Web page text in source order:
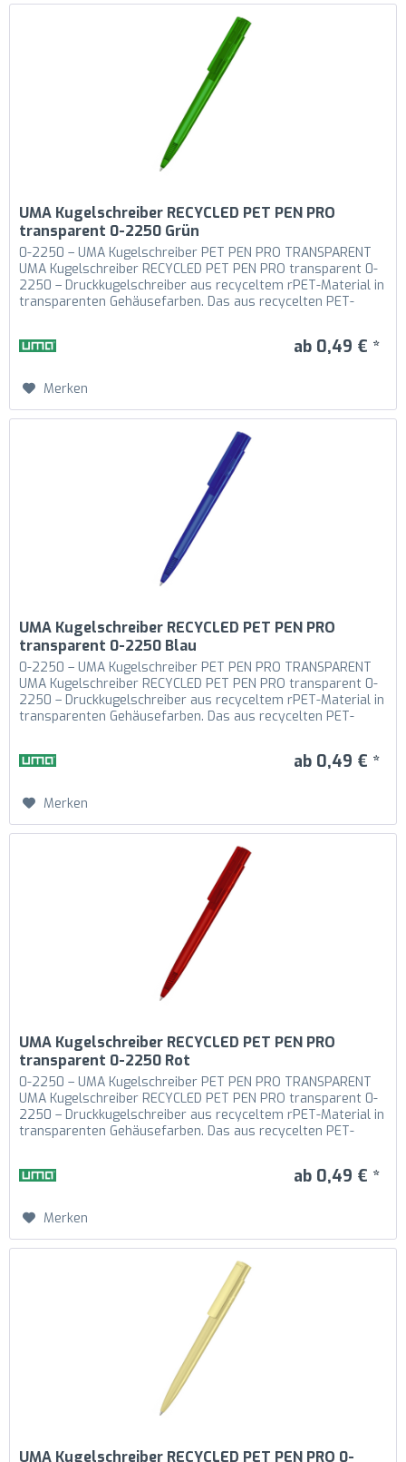
UMA Kugelschreiber RECYCLED PET PEN PRO
transparent 0-2250 Grün
0-2250 – UMA Kugelschreiber PET PEN PRO TRANSPARENT
UMA Kugelschreiber RECYCLED PET PEN PRO transparent 0-
2250 – Druckkugelschreiber aus recyceltem rPET-Material in
transparenten Gehäusefarben. Das aus recycelten PET-
ab 0,49 € *
Merken
UMA Kugelschreiber RECYCLED PET PEN PRO
transparent 0-2250 Blau
0-2250 – UMA Kugelschreiber PET PEN PRO TRANSPARENT
UMA Kugelschreiber RECYCLED PET PEN PRO transparent 0-
2250 – Druckkugelschreiber aus recyceltem rPET-Material in
transparenten Gehäusefarben. Das aus recycelten PET-
ab 0,49 € *
Merken
UMA Kugelschreiber RECYCLED PET PEN PRO
transparent 0-2250 Rot
0-2250 – UMA Kugelschreiber PET PEN PRO TRANSPARENT
UMA Kugelschreiber RECYCLED PET PEN PRO transparent 0-
2250 – Druckkugelschreiber aus recyceltem rPET-Material in
transparenten Gehäusefarben. Das aus recycelten PET-
ab 0,49 € *
Merken
UMA Kugelschreiber RECYCLED PET PEN PRO 0-